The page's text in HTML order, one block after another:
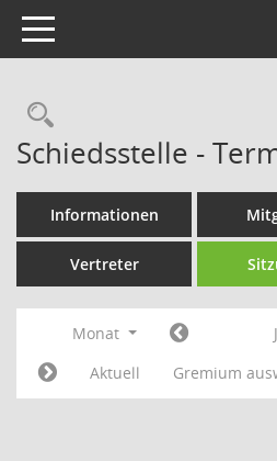
Toggle navigation
Rechercheauswahl
Schiedsstelle -
Informationen
Vertreter
Monat
Aktuell
Gremium